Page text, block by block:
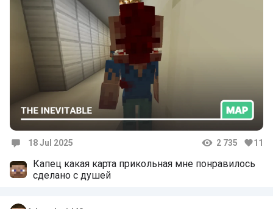
18 Jul 2025 2 735 11
Капец какая карта прикольная мне понравилось
сделано с душей